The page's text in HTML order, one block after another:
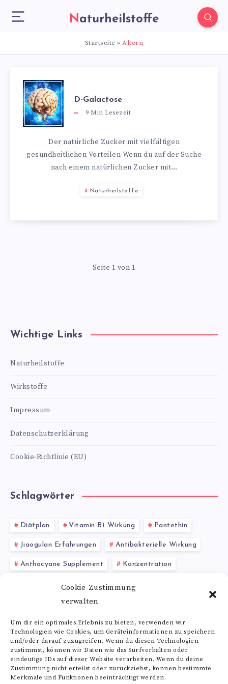
Cookie-Zustimmung
verwalten
Um dir ein optimales Erlebnis zu bieten, verwenden wir
Technologien wie Cookies, um Geräteinformationen zu speichern
und/oder darauf zuzugreifen. Wenn du diesen Technologien
zustimmst, können wir Daten wie das Surfverhalten oder
eindeutige IDs auf dieser Website verarbeiten. Wenn du deine
Zustimmung nicht erteilst oder zurückziehst, können bestimmte
Merkmale und Funktionen beeinträchtigt werden.
Naturheilstoffe
Startseite »Altern
D-Galactose
9 Min Lesezeit
Der natürliche Zucker mit vielfältigen
gesundheitlichen Vorteilen Wenn du auf der Suche
nach einem natürlichen Zucker mit…
Naturheilstoffe
Seite 1 von 1
Wichtige Links
Naturheilstoffe
Wirkstoffe
Impressum
Datenschutzerklärung
Cookie-Richtlinie (EU)
Schlagwörter
Diätplan Vitamin B1 Wirkung Pantethin
Jiaogulan Erfahrungen Antibakterielle Wirkung
Anthocyane Supplement Konzentration
Enzyme und Sport Nährstoffe
Alle Schlagwörter